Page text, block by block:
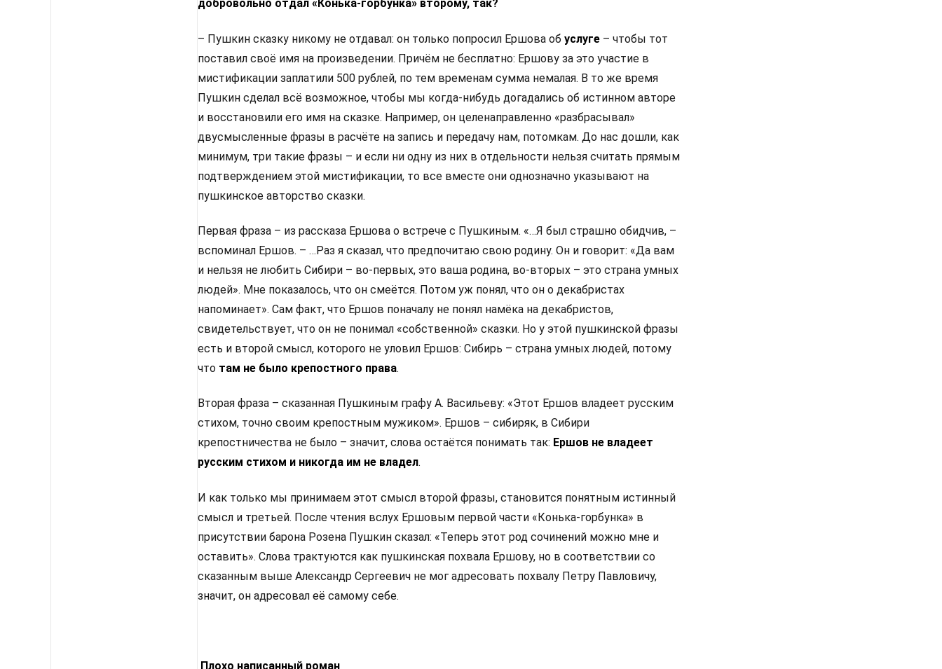
добровольно отдал «Конька-горбунка» второму, так?
– Пушкин сказку никому не отдавал: он только попросил Ершова об услуге – чтобы тот
поставил своё имя на произведении. Причём не бесплатно: Ершову за это участие в
мистификации заплатили 500 рублей, по тем временам сумма немалая. В то же время
Пушкин сделал всё возможное, чтобы мы когда-нибудь догадались об истинном авторе
и восстановили его имя на сказке. Например, он целенаправленно «разбрасывал»
двусмысленные фразы в расчёте на запись и передачу нам, потомкам. До нас дошли, как
минимум, три такие фразы – и если ни одну из них в отдельности нельзя считать прямым
подтверждением этой мистификации, то все вместе они однозначно указывают на
пушкинское авторство сказки.
Первая фраза – из рассказа Ершова о встрече с Пушкиным. «…Я был страшно обидчив, –
вспоминал Ершов. – …Раз я сказал, что предпочитаю свою родину. Он и говорит: «Да вам
и нельзя не любить Сибири – во-первых, это ваша родина, во-вторых – это страна умных
людей». Мне показалось, что он смеётся. Потом уж понял, что он о декабристах
напоминает». Сам факт, что Ершов поначалу не понял намёка на декабристов,
свидетельствует, что он не понимал «собственной» сказки. Но у этой пушкинской фразы
есть и второй смысл, которого не уловил Ершов: Сибирь – страна умных людей, потому
что там не было крепостного права.
Вторая фраза – сказанная Пушкиным графу А. Васильеву: «Этот Ершов владеет русским
стихом, точно своим крепостным мужиком». Ершов – сибиряк, в Сибири
крепостничества не было – значит, слова остаётся понимать так: Ершов не владеет
русским стихом и никогда им не владел.
И как только мы принимаем этот смысл второй фразы, становится понятным истинный
смысл и третьей. После чтения вслух Ершовым первой части «Конька-горбунка» в
присутствии барона Розена Пушкин сказал: «Теперь этот род сочинений можно мне и
оставить». Слова трактуются как пушкинская похвала Ершову, но в соответствии со
сказанным выше Александр Сергеевич не мог адресовать похвалу Петру Павловичу,
значит, он адресовал её самому себе.
Плохо написанный роман